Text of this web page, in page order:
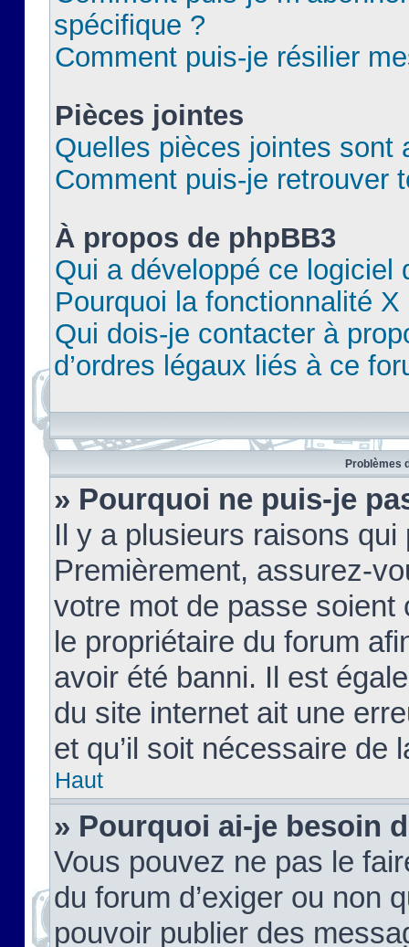
spécifique ?
Comment puis-je résilier
Pièces jointes
Quelles pièces jointes sont
Comment puis-je retrouver
À propos de phpBB3
Qui a développé ce logiciel
Pourquoi la fonctionnalité X
Qui dois-je contacter à
d’ordres légaux liés à ce
Problèmes
» Pourquoi ne puis-je
Il y a plusieurs raisons
Premièrement, assurez-
votre mot de passe soient
le propriétaire du forum
avoir été banni. Il est
du site internet ait une
et qu’il soit nécessaire de
Haut
» Pourquoi ai-je besoin
Vous pouvez ne pas le
du forum d’exiger ou non
pouvoir publier des